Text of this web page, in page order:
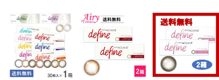
クリアコンタクト
クト